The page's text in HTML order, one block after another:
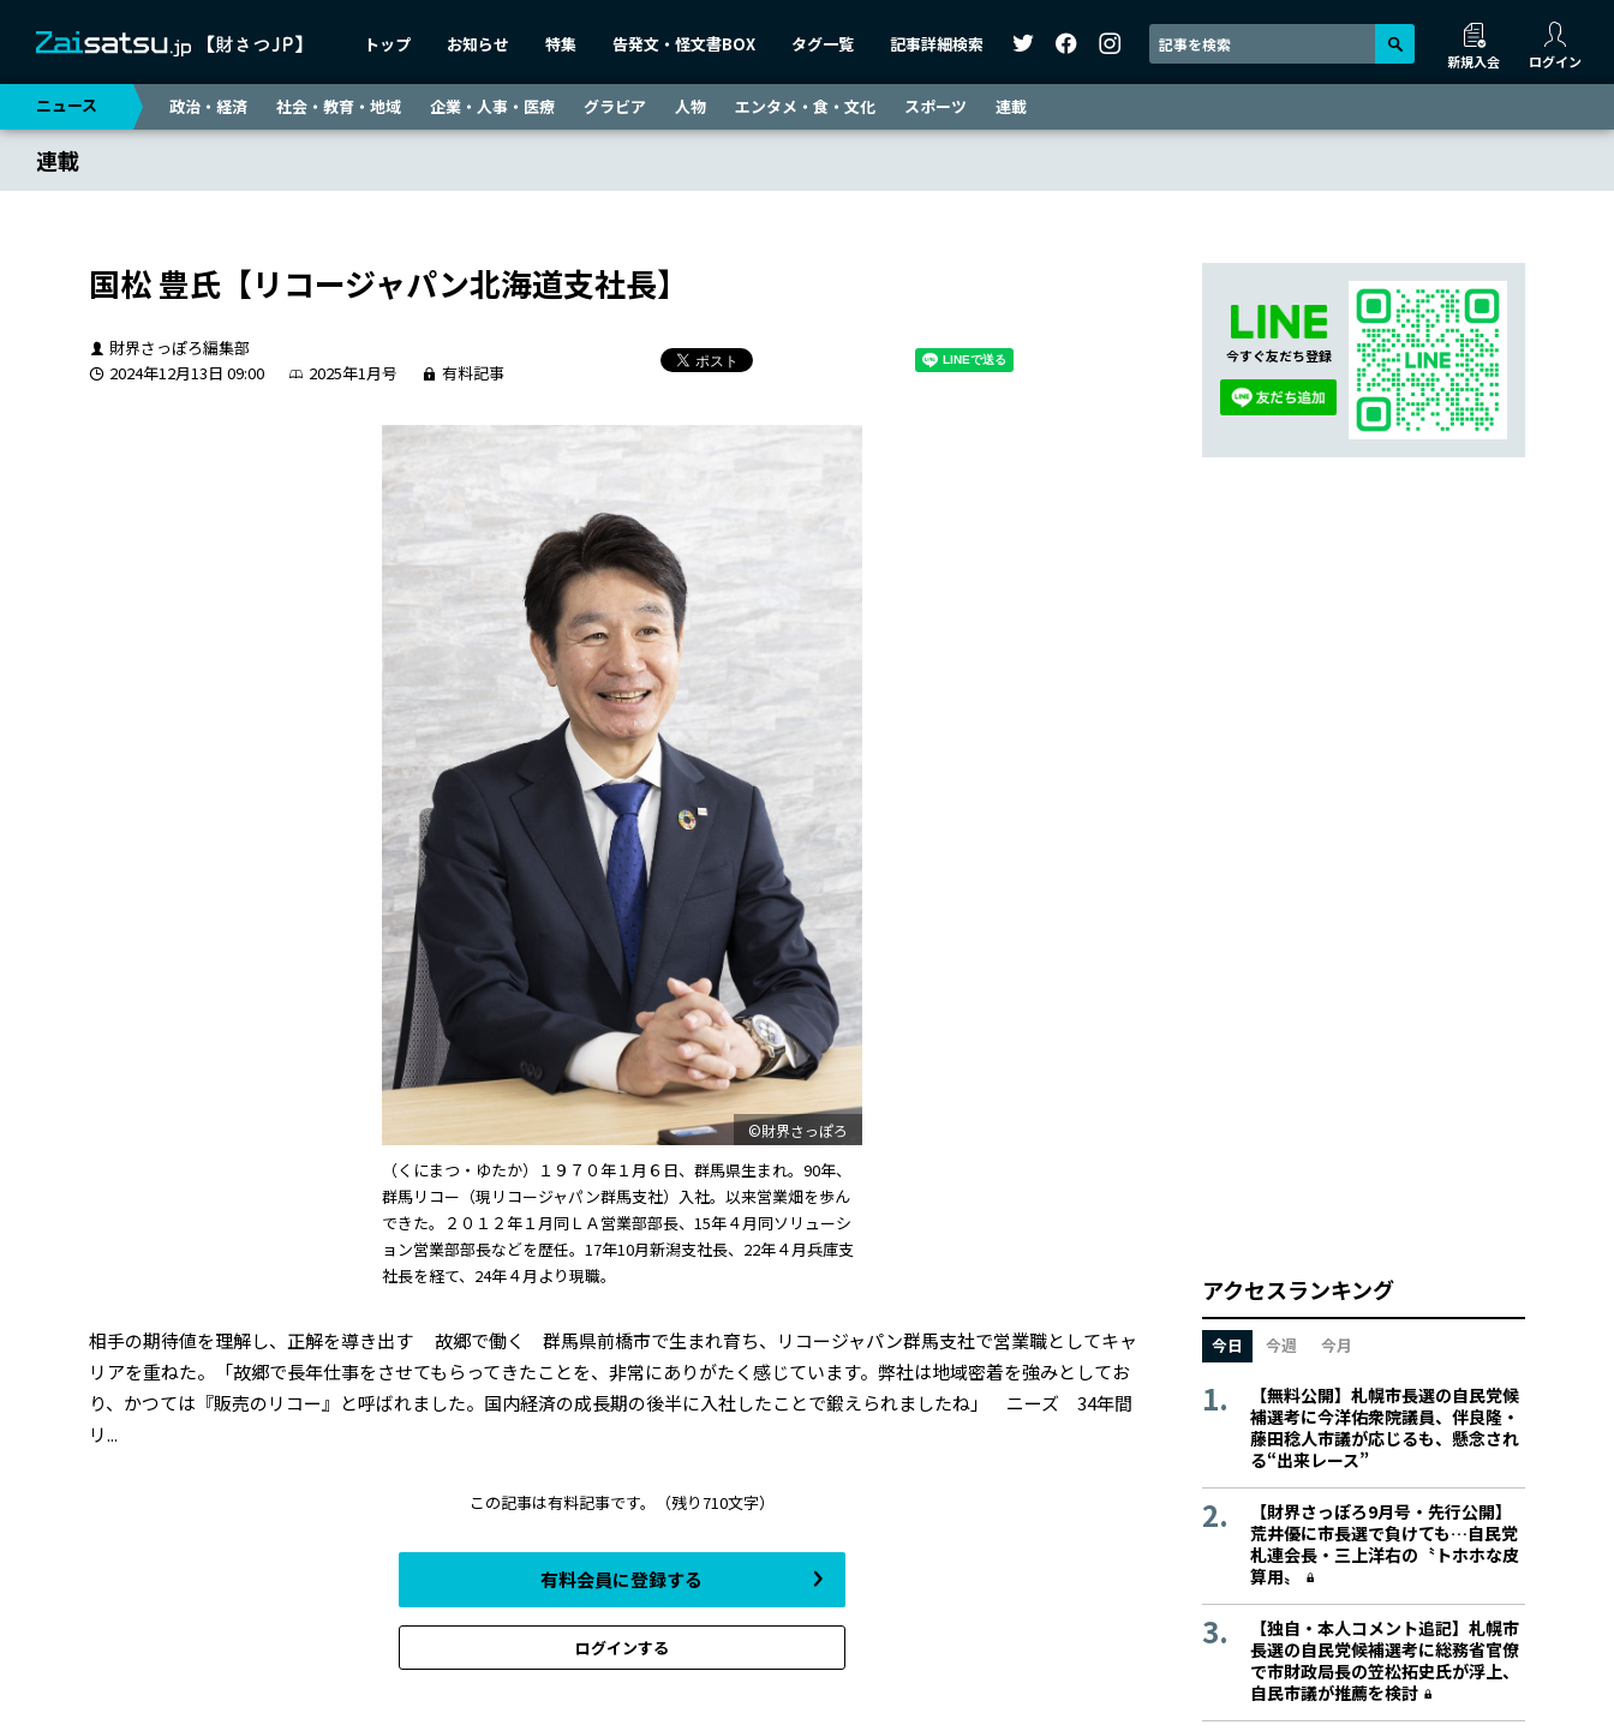
トップ お知らせ 特集 告発文・怪文書BOX タグ一覧 記事詳細検索
新規入会 ログイン
ニュース 政治・経済 社会・教育・地域 企業・人事・医療 グラビア 人物 エンタメ・食・文化 スポーツ 連載
連載
国松 豊氏【リコージャパン北海道支社長】
財界さっぽろ編集部
2024年12月13日 09:00
2025年1月号 有料記事
©財界さっぽろ
（くにまつ・ゆたか）１９７０年１月６日、群馬県生まれ。90年、
群馬リコー（現リコージャパン群馬支社）入社。以来営業畑を歩ん
できた。２０１２年１月同ＬＡ営業部部長、15年４月同ソリューシ
ョン営業部部長などを歴任。17年10月新潟支社長、22年４月兵庫支
社長を経て、24年４月より現職。
相手の期待値を理解し、正解を導き出す 故郷で働く 群馬県前橋市で生まれ育ち、リコージャパン群馬支社で営業職としてキャ
リアを重ねた。「故郷で長年仕事をさせてもらってきたことを、非常にありがたく感じています。弊社は地域密着を強みとしてお
り、かつては『販売のリコー』と呼ばれました。国内経済の成長期の後半に入社したことで鍛えられましたね」 ニーズ 34年間
リ...
この記事は有料記事です。 （残り710文字）
有料会員に登録する
ログインする
今すぐ友だち登録
アクセスランキング
今日 今週 今月
【無料公開】札幌市長選の自民党候
補選考に今洋佑衆院議員、伴良隆・
藤田稔人市議が応じるも、懸念され
る“出来レース”
【財界さっぽろ9月号・先行公開】
荒井優に市長選で負けても…自民党
札連会長・三上洋右の〝トホホな皮
算用〟
【独自・本人コメント追記】札幌市
長選の自民党候補選考に総務省官僚
で市財政局長の笠松拓史氏が浮上、
自民市議が推薦を検討